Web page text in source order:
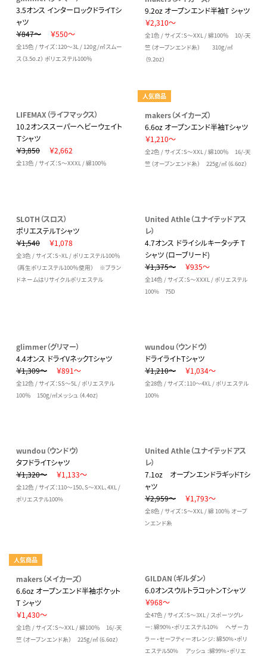
3.5オンス インターロックドライTシ
ャツ
￥847～
￥550～
全15色 / サイズ：120～3L / 120ｇ/㎡スムー
ス（3.5o.z） ポリエステル100％
9.2oz オープンエンド半袖T シャツ
￥2,310～
全1色 / サイズ：S～XXL / 綿100％ 10/-天
竺（オープンエンド糸） 310g/㎡
（9.2oz）
LIFEMAX（ライフマックス）
10.2オンススーパーヘビーウェイト
Ｔシャツ
￥3,850
￥2,662
全13色 / サイズ：S～XXXL / 綿100％
人気商品
makers（メイカーズ）
6.6oz オープンエンド半袖Tシャツ
￥1,210～
全2色 / サイズ：S～XXL / 綿100％ 16/-天
竺（オープンエンド糸） 225g/㎡（6.6oz）
SLOTH（スロス）
ポリエステルTシャツ
￥1,540
￥1,078
全3色 / サイズ：S~XL / ポリエステル100％
（再生ポリエステル100％使用） ※ブラン
ドネームはリサイクルポリエステル
United Athle（ユナイテッドアス
レ）
4.7オンス ドライシルキータッチ T
シャツ (ローブリード)
￥1,375～
￥935～
全14色 / サイズ：S～XXXL / ポリエステル
100% 75D
glimmer（グリマー）
4.4オンス ドライVネックTシャツ
￥1,309～
￥891～
全12色 / サイズ：SS～5L / ポリエステル
100％ 150g/㎡メッシュ（4.4oz)
wundou（ウンドウ）
ドライライトTシャツ
￥1,210～
￥1,034～
全28色 / サイズ：110～4XL / ポリエステル
100%
wundou（ウンドウ）
タフドライTシャツ
￥1,320～
￥1,133～
全12色 / サイズ：110～150、S～XXL、4XL /
ポリエステル100%
United Athle（ユナイテッドアス
レ）
7.1oz オープンエンドラギッドTシ
ャツ
￥2,959～
￥1,793～
全8色 / サイズ：S～XXL / 綿 100％ オープ
ンエンド糸
人気商品
makers（メイカーズ）
6.6oz オープンエンド半袖ポケット
T シャツ
￥1,430～
全1色 / サイズ：S～XXL / 綿100％ 16/-天
竺（オープンエンド糸） 225g/㎡（6.6oz）
GILDAN（ギルダン）
6.0オンスウルトラコットンTシャツ
￥968～
全47色 / サイズ：S～3XL / スポーツグレ
ー: 綿90%・ポリエステル10% ヘザーカ
ラー・セーフティーオレンジ: 綿50%・ポリ
エステル50% アッシュ :綿99%・ポリエ